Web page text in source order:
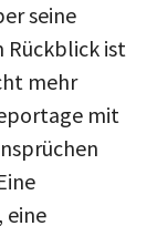
seine
Rückblick ist
mehr
mit
eine